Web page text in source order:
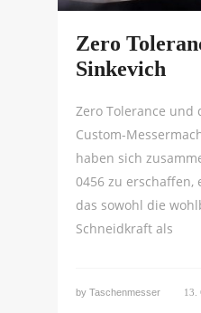
Zero
Sinkevich
Zero Tolerance und
Custom-
haben sich
0456 zu erschaffen,
das sowohl die
Schneidkraft als
by Taschenmesser 13.